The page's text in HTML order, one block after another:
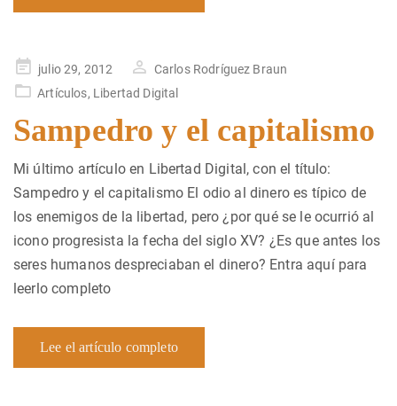
Publicado
en
julio 29, 2012
Carlos Rodríguez Braun
Artículos, Libertad Digital
Sampedro y el capitalismo
Mi último artículo en Libertad Digital, con el título:
Sampedro y el capitalismo El odio al dinero es típico de
los enemigos de la libertad, pero ¿por qué se le ocurrió al
icono progresista la fecha del siglo XV? ¿Es que antes los
seres humanos despreciaban el dinero? Entra aquí para
leerlo completo
Lee el artículo completo